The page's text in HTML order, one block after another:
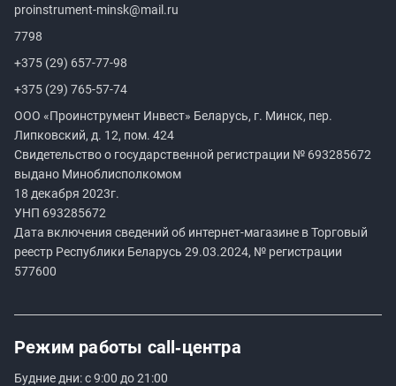
proinstrument-minsk@mail.ru
7798
+375 (29) 657-77-98
+375 (29) 765-57-74
ООО «Проинструмент Инвест» Беларусь, г. Минск, пер.
Липковский, д. 12, пом. 424
Свидетельство о государственной регистрации № 693285672
выдано Миноблисполкомом
18 декабря 2023г.
УНП 693285672
Дата включения сведений об интернет-магазине в Торговый
реестр Республики Беларусь 29.03.2024, № регистрации
577600
Режим работы call‑центра
Будние дни: с 9:00 до 21:00